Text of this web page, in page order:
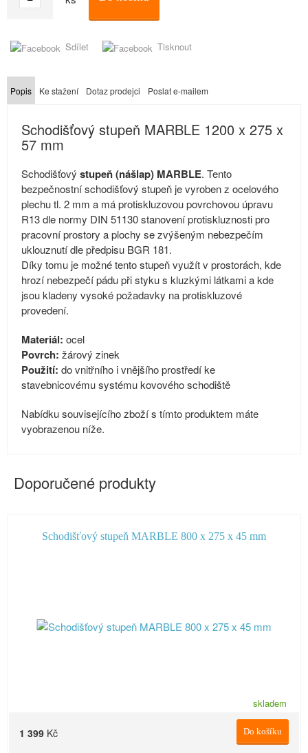
Sdílet Tisknout
Popis Ke stažení Dotaz prodejci Poslat e-mailem
Schodišťový stupeň MARBLE 1200 x 275 x
57 mm
Schodišťový stupeň (nášlap) MARBLE. Tento
bezpečnostní schodišťový stupeň je vyroben z ocelového
plechu tl. 2 mm a má protiskluzovou povrchovou úpravu
R13 dle normy DIN 51130 stanovení protiskluznosti pro
pracovní prostory a plochy se zvýšeným nebezpečím
uklouznutí dle předpisu BGR 181.
Díky tomu je možné tento stupeň využít v prostorách, kde
hrozí nebezpečí pádu při styku s kluzkými látkami a kde
jsou kladeny vysoké požadavky na protiskluzové
provedení.
Materiál: ocel
Povrch: žárový zinek
Použití: do vnitřního i vnějšího prostředí ke
stavebnicovému systému kovového schodiště
Nabídku souvisejícího zboží s tímto produktem máte
vyobrazenou níže.
Doporučené produkty
Schodišťový stupeň MARBLE 800 x 275 x 45 mm
skladem
Do košíku
1 399 Kč